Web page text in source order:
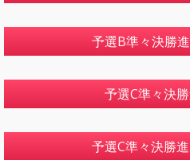
予選B準々決勝
予選C準々決
予選C準々決勝